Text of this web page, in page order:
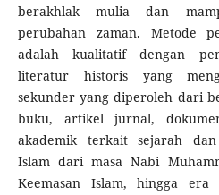
berakhlak mulia dan
perubahan zaman. Metode
adalah kualitatif dengan
literatur historis yang
sekunder yang diperoleh dari
buku, artikel jurnal,
akademik terkait sejarah
Islam dari masa Nabi
Keemasan Islam, hingga